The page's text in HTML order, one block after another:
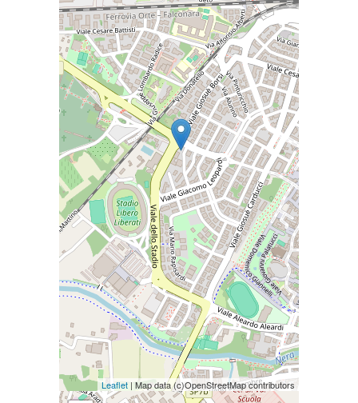
Leaflet | Map data (c)OpenStreetMap contributors